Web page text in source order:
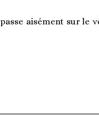
aisément sur le